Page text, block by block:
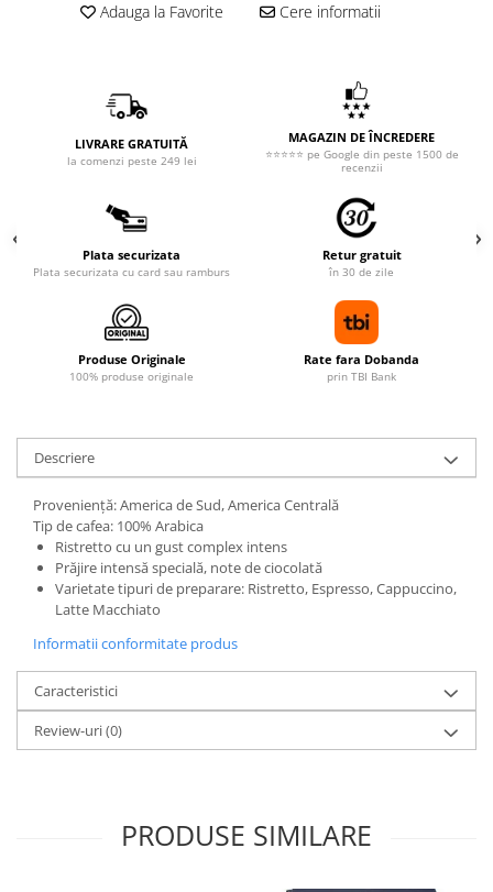
Adauga la Favorite Cere informatii
LIVRARE GRATUITĂ
la comenzi peste 249 lei
MAGAZIN DE ÎNCREDERE
⭐⭐⭐⭐⭐ pe Google din peste 1500 de
recenzii
Plata securizata
Plata securizata cu card sau ramburs
Retur gratuit
în 30 de zile
Produse Originale
100% produse originale
Rate fara Dobanda
prin TBI Bank
Descriere
Proveniență: America de Sud, America Centrală
Tip de cafea: 100% Arabica
Ristretto cu un gust complex intens
Prăjire intensă specială, note de ciocolată
Varietate tipuri de preparare: Ristretto, Espresso, Cappuccino,
Latte Macchiato
Informatii conformitate produs
Caracteristici
Review-uri(0)
PRODUSE SIMILARE